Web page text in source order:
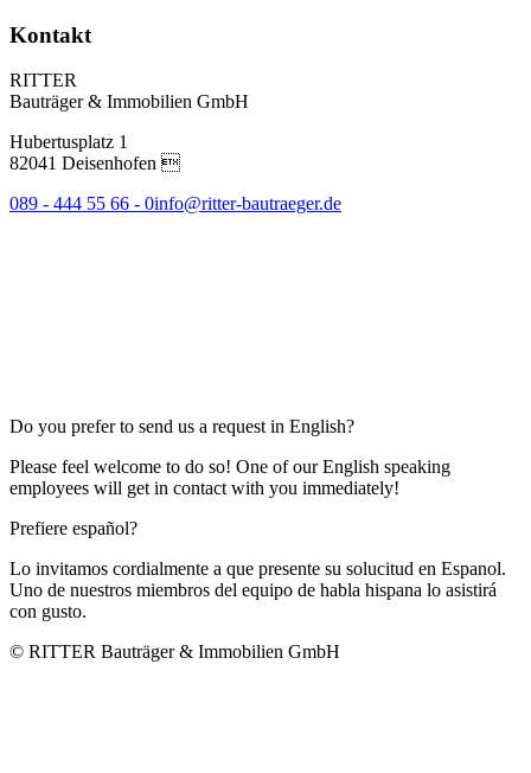
Kontakt
RITTER
Bauträger & Immobilien GmbH
Hubertusplatz 1
82041 Deisenhofen 
089 - 444 55 66 - 0info@ritter-bautraeger.de
Do you prefer to send us a request in English?
Please feel welcome to do so! One of our English speaking
employees will get in contact with you immediately!
Prefiere español?
Lo invitamos cordialmente a que presente su solucitud en Espanol.
Uno de nuestros miembros del equipo de habla hispana lo asistirá
con gusto.
© RITTER Bauträger & Immobilien GmbH